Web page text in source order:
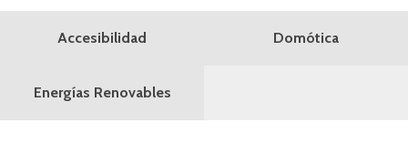
Accesibilidad Domótica
Energías Renovables